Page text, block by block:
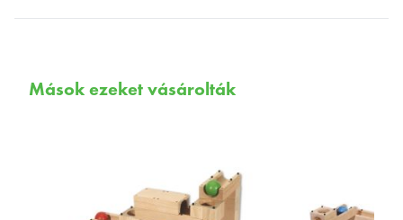
Mások ezeket vásárolták